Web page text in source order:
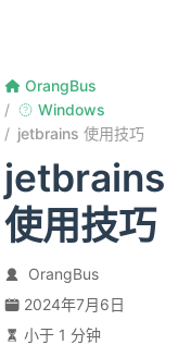
OrangBus
Windows
jetbrains 使用技巧
jetbrains
使用技巧
OrangBus
2024年7月6日
小于 1 分钟